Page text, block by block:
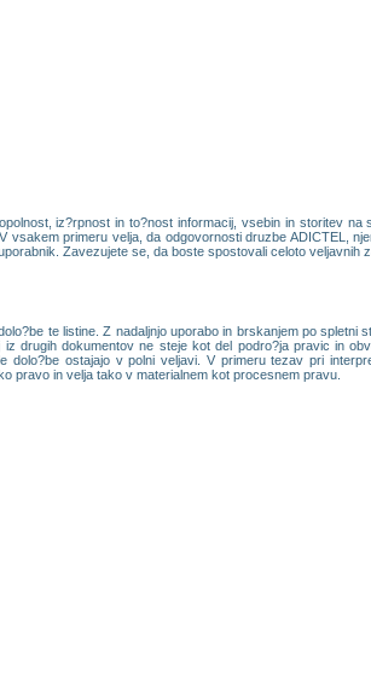
iz?rpnost in to?nost informacij, vsebin in storitev
vsakem primeru velja, da odgovornosti druzbe ADICTEL,
Zavezujete se, da boste spostovali celoto veljavnih
te listine. Z nadaljnjo uporabo in brskanjem po
drugih dokumentov ne steje kot del podro?ja pravic in
dolo?be ostajajo v polni veljavi. V primeru tezav pri
pravo in velja tako v materialnem kot procesnem pravu.